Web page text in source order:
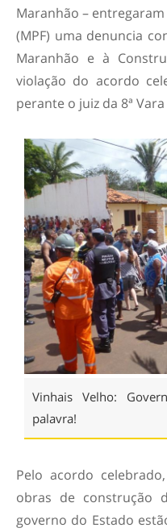
Maranhão –
(MPF) uma denuncia
Maranhão e à
violação do acordo
perante o juiz da 8ª
Vinhais Velho:
palavra!
Pelo acordo
obras de construção
governo do Estado